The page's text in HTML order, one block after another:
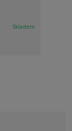
Skladem